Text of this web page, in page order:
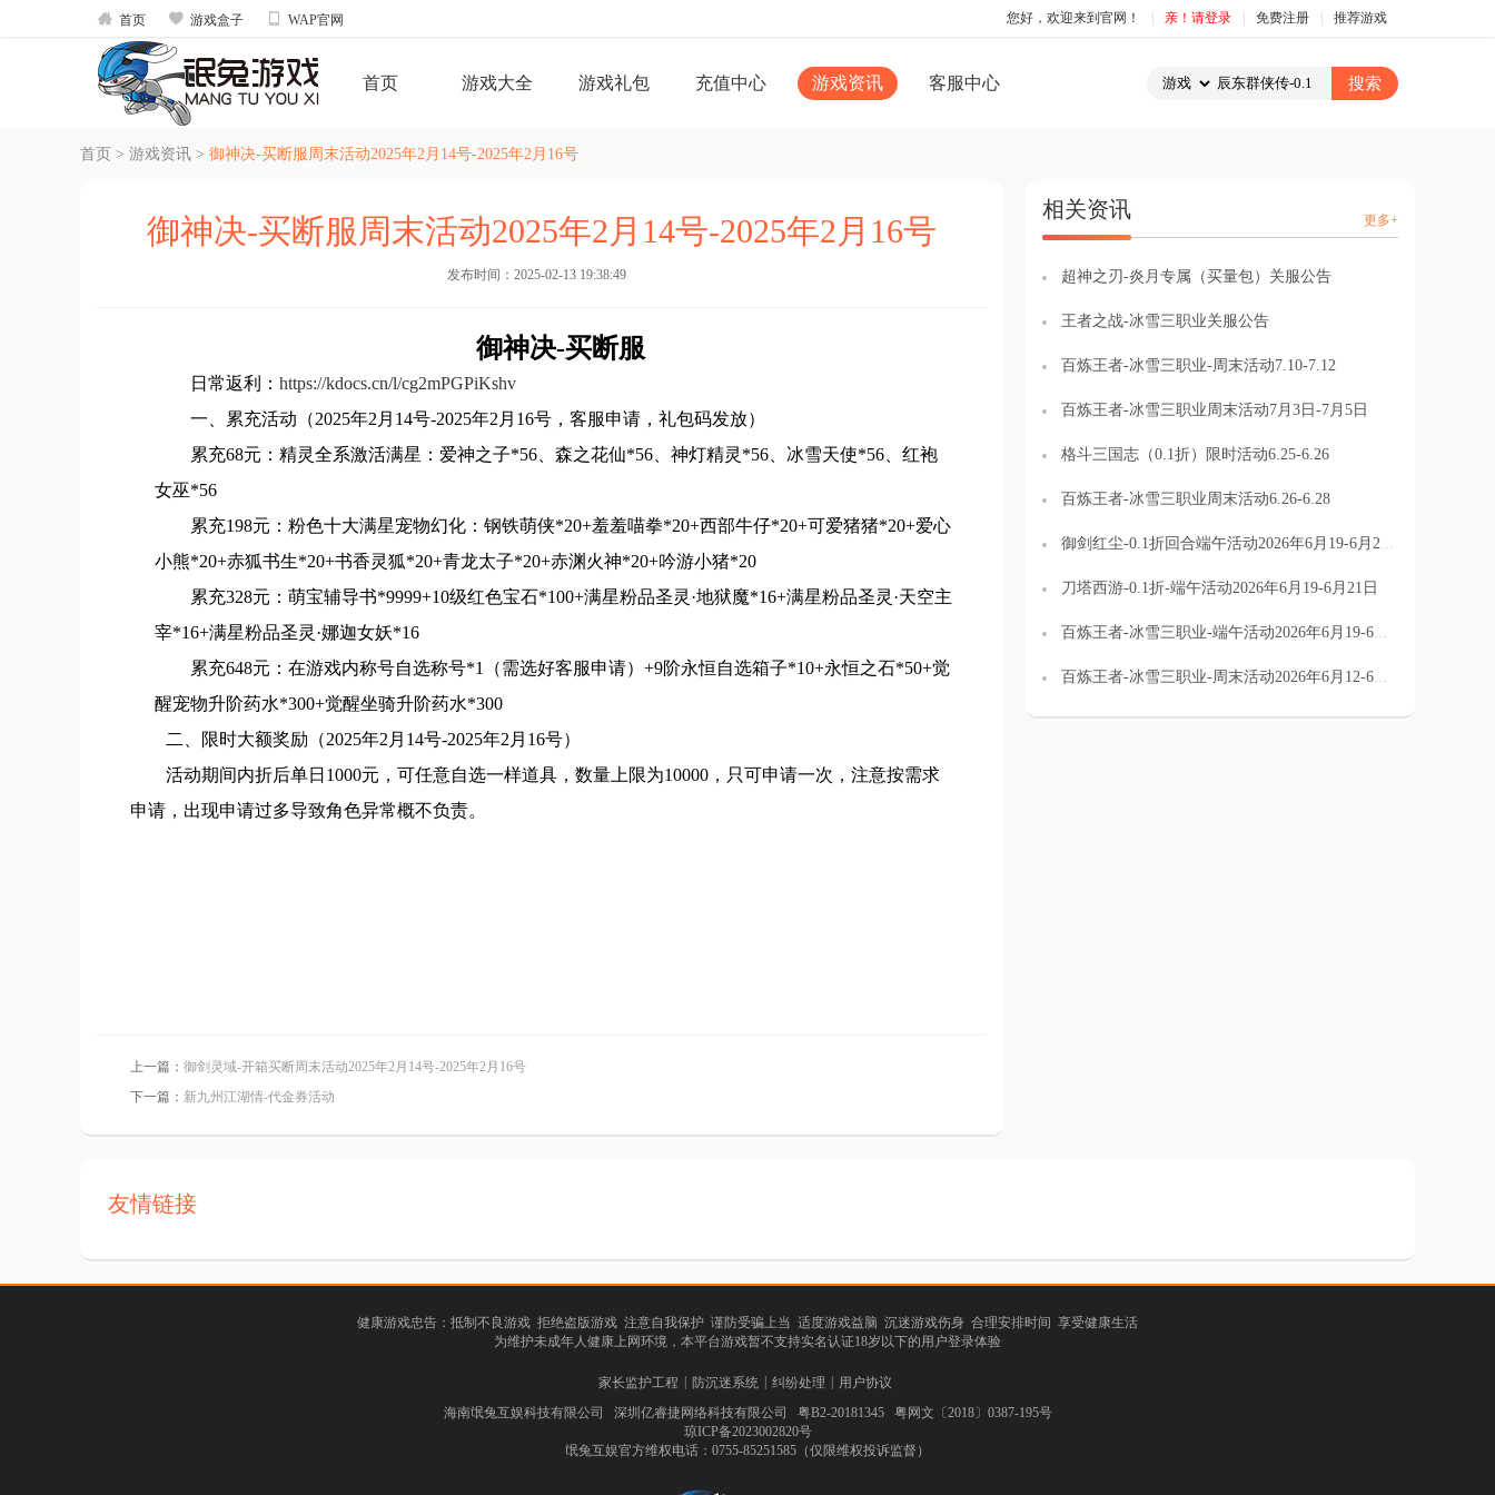
 首页  游戏盒子  WAP官网 您好，欢迎来到官网！ 亲！请登录 免费注册 推荐游戏
首页 游戏大全 游戏礼包 充值中心 游戏资讯 客服中心
首页 > 游戏资讯 > 御神决-买断服周末活动2025年2月14号-2025年2月16号
御神决-买断服周末活动2025年2月14号-2025年2月16号
发布时间：2025-02-13 19:38:49
御神决-买断服
日常返利：https://kdocs.cn/l/cg2mPGPiKshv
一、累充活动（2025年2月14号-2025年2月16号，客服申请，礼包码发放）
累充68元：精灵全系激活满星：爱神之子*56、森之花仙*56、神灯精灵*56、冰雪天使*56、红袍
女巫*56
累充198元：粉色十大满星宠物幻化：钢铁萌侠*20+羞羞喵拳*20+西部牛仔*20+可爱猪猪*20+爱心
小熊*20+赤狐书生*20+书香灵狐*20+青龙太子*20+赤渊火神*20+吟游小猪*20
累充328元：萌宝辅导书*9999+10级红色宝石*100+满星粉品圣灵·地狱魔*16+满星粉品圣灵·天空主
宰*16+满星粉品圣灵·娜迦女妖*16
累充648元：在游戏内称号自选称号*1（需选好客服申请）+9阶永恒自选箱子*10+永恒之石*50+觉
醒宠物升阶药水*300+觉醒坐骑升阶药水*300
二、限时大额奖励（2025年2月14号-2025年2月16号）
活动期间内折后单日1000元，可任意自选一样道具，数量上限为10000，只可申请一次，注意按需求
申请，出现申请过多导致角色异常概不负责。
上一篇： 御剑灵域-开箱买断周末活动2025年2月14号-2025年2月16号
下一篇： 新九州江湖情-代金券活动
相关资讯 更多+
超神之刃-炎月专属（买量包）关服公告
王者之战-冰雪三职业关服公告
百炼王者-冰雪三职业-周末活动7.10-7.12
百炼王者-冰雪三职业周末活动7月3日-7月5日
格斗三国志（0.1折）限时活动6.25-6.26
百炼王者-冰雪三职业周末活动6.26-6.28
御剑红尘-0.1折回合端午活动2026年6月19-6月21日
刀塔西游-0.1折-端午活动2026年6月19-6月21日
百炼王者-冰雪三职业-端午活动2026年6月19-6月21日
百炼王者-冰雪三职业-周末活动2026年6月12-6月14日
友情链接
健康游戏忠告：抵制不良游戏 拒绝盗版游戏 注意自我保护 谨防受骗上当 适度游戏益脑 沉迷游戏伤身 合理安排时间 享受健康生活
为维护未成年人健康上网环境，本平台游戏暂不支持实名认证18岁以下的用户登录体验
家长监护工程 防沉迷系统 纠纷处理
用户协议
海南氓兔互娱科技有限公司 深圳亿睿捷网络科技有限公司 粤B2-20181345 粤网文〔2018〕0387-195号
琼ICP备2023002820号
氓兔互娱官方维权电话：0755-85251585（仅限维权投诉监督）